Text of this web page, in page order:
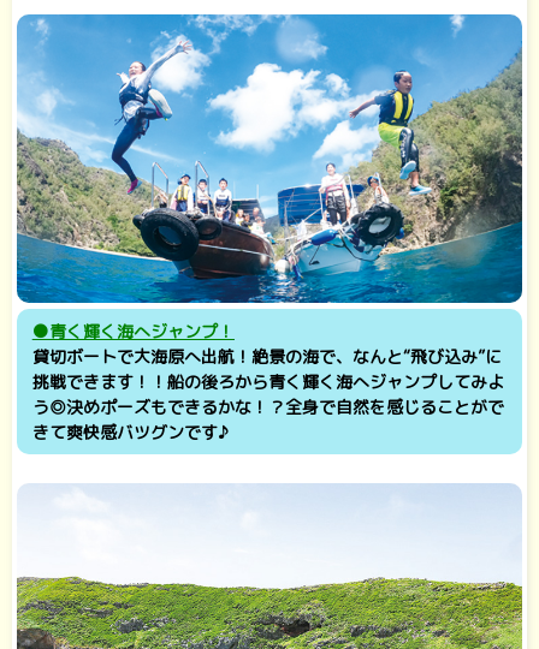
●青く輝く海へジャンプ！
貸切ボートで大海原へ出航！絶景の海で、なんと“飛び込み”に
挑戦できます！！船の後ろから青く輝く海へジャンプしてみよ
う◎決めポーズもできるかな！？全身で自然を感じることがで
きて爽快感バツグンです♪